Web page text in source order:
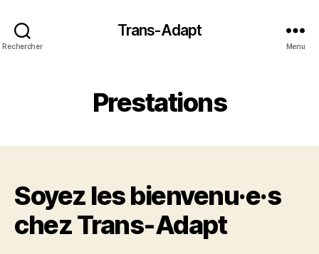
Rechercher
Trans-Adapt
Menu
Prestations
Soyez les bienvenu·e·s
chez Trans‑Adapt